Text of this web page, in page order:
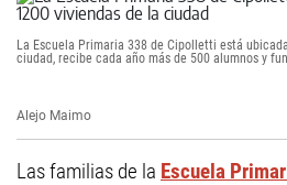
La Escuela Primaria 338 de Cipolletti está
ciudad, recibe cada año más de 500 alumnos y
Alejo Maimo
Las familias de la Escuela